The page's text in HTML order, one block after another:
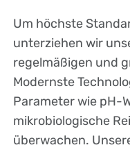
Um höchste
unterziehen wir
regelmäßigen und
Modernste
Parameter wie pH-
mikrobiologische
überwachen.